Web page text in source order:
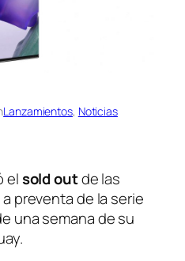
Lanzamientos, Noticias
elsold outde las
preventa de la serie
una semana de su